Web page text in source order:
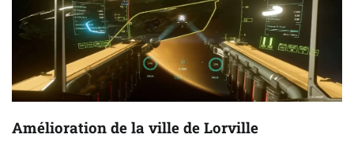
Amélioration de la ville de Lorville